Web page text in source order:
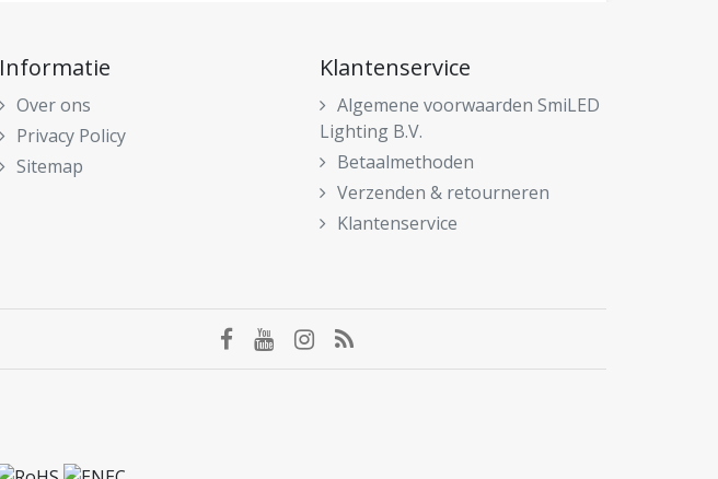
Informatie
Over ons
Privacy Policy
Sitemap
Klantenservice
Algemene voorwaarden SmiLED
Lighting B.V.
Betaalmethoden
Verzenden & retourneren
Klantenservice